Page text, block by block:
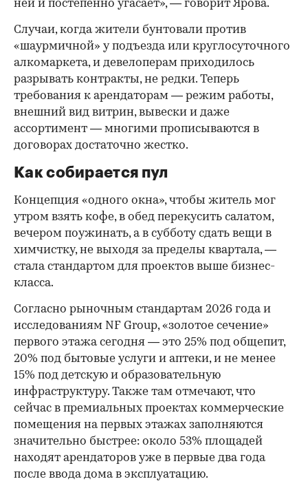
ней и постепенно угасает», — говорит Ярова.
Случаи, когда жители бунтовали против
«шаурмичной» у подъезда или круглосуточного
алкомаркета, и девелоперам приходилось
разрывать контракты, не редки. Теперь
требования к арендаторам — режим работы,
внешний вид витрин, вывески и даже
ассортимент — многими прописываются в
договорах достаточно жестко.
Как собирается пул
Концепция «одного окна», чтобы житель мог
утром взять кофе, в обед перекусить салатом,
вечером поужинать, а в субботу сдать вещи в
химчистку, не выходя за пределы квартала, —
стала стандартом для проектов выше бизнес-
класса.
Согласно рыночным стандартам 2026 года и
исследованиям NF Group, «золотое сечение»
первого этажа сегодня — это 25% под общепит,
20% под бытовые услуги и аптеки, и не менее
15% под детскую и образовательную
инфраструктуру. Также там отмечают, что
сейчас в премиальных проектах коммерческие
помещения на первых этажах заполняются
значительно быстрее: около 53% площадей
находят арендаторов уже в первые два года
после ввода дома в эксплуатацию.